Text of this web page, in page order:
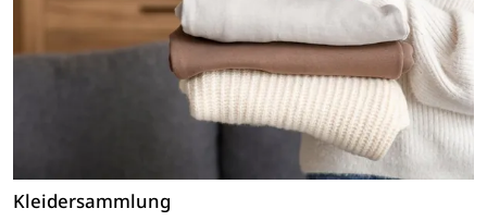
Kleidersammlung